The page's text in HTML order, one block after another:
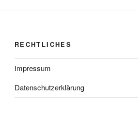
RECHTLICHES
Impressum
Datenschutzerklärung